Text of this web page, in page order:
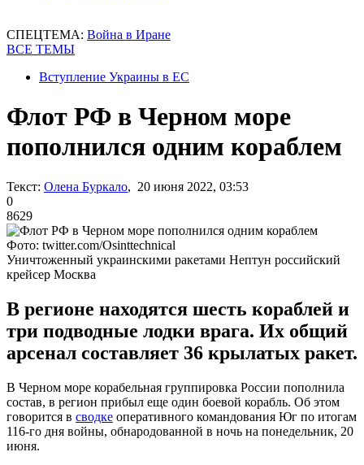
СПЕЦТЕМА: Война в Иране
ВСЕ ТЕМЫ
Вступление Украины в ЕС
Флот РФ в Черном море
пополнился одним кораблем
Текст: Олена Буркало, 20 июня 2022, 03:53
0
8629
Фото: twitter.com/Osinttechnical
Уничтоженный украинскими ракетами Нептун российский
крейсер Москва
В регионе находятся шесть кораблей и
три подводные лодки врага. Их общий
арсенал составляет 36 крылатых ракет.
В Черном море корабельная группировка России пополнила
состав, в регион прибыл еще один боевой корабль. Об этом
говорится в сводке оперативного командования Юг по итогам
116-го дня войны, обнародованной в ночь на понедельник, 20
июня.